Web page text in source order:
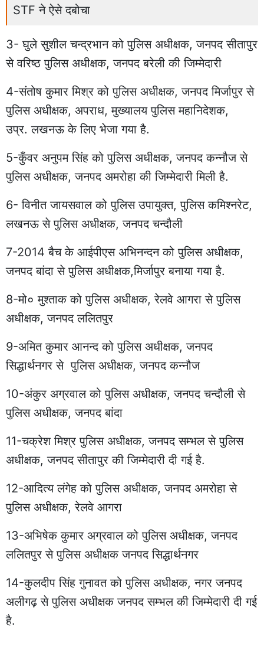
STF ने ऐसे दबोचा
3- घुले सुशील चन्द्रभान को पुलिस अधीक्षक, जनपद सीतापुर
से वरिष्ठ पुलिस अधीक्षक, जनपद बरेली की जिम्मेदारी
4-संतोष कुमार मिश्र को पुलिस अधीक्षक, जनपद मिर्जापुर से
पुलिस अधीक्षक, अपराध, मुख्यालय पुलिस महानिदेशक,
उप्र. लखनऊ के लिए भेजा गया है.
5-कुँवर अनुपम सिंह को पुलिस अधीक्षक, जनपद कन्नौज से
पुलिस अधीक्षक, जनपद अमरोहा की जिम्मेदारी मिली है.
6- विनीत जायसवाल को पुलिस उपायुक्त, पुलिस कमिश्नरेट,
लखनऊ से पुलिस अधीक्षक, जनपद चन्दौली
7-2014 बैच के आईपीएस अभिनन्दन को पुलिस अधीक्षक,
जनपद बांदा से पुलिस अधीक्षक,मिर्जापुर बनाया गया है.
8-मो० मुश्ताक को पुलिस अधीक्षक, रेलवे आगरा से पुलिस
अधीक्षक, जनपद ललितपुर
9-अमित कुमार आनन्द को पुलिस अधीक्षक, जनपद
सिद्धार्थनगर से पुलिस अधीक्षक, जनपद कन्नौज
10-अंकुर अग्रवाल को पुलिस अधीक्षक, जनपद चन्दौली से
पुलिस अधीक्षक, जनपद बांदा
11-चक्रेश मिश्र पुलिस अधीक्षक, जनपद सम्भल से पुलिस
अधीक्षक, जनपद सीतापुर की जिम्मेदारी दी गई है.
12-आदित्य लंगेह को पुलिस अधीक्षक, जनपद अमरोहा से
पुलिस अधीक्षक, रेलवे आगरा
13-अभिषेक कुमार अग्रवाल को पुलिस अधीक्षक, जनपद
ललितपुर से पुलिस अधीक्षक जनपद सिद्धार्थनगर
14-कुलदीप सिंह गुनावत को पुलिस अधीक्षक, नगर जनपद
अलीगढ़ से पुलिस अधीक्षक जनपद सम्भल की जिम्मेदारी दी गई
है.